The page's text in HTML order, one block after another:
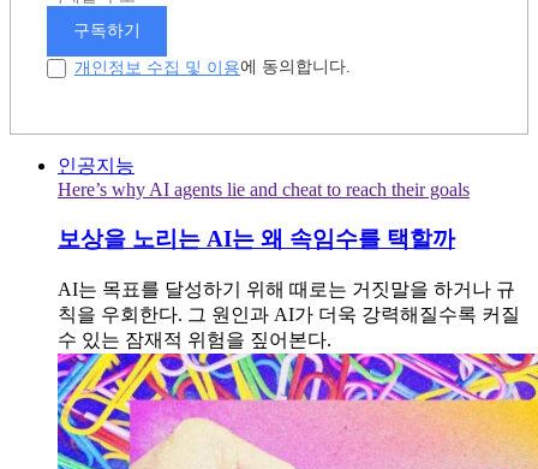
구독하기
개인정보 수집 및 이용에 동의합니다.
인공지능
Here’s why AI agents lie and cheat to reach their goals
보상을 노리는 AI는 왜 속임수를 택할까
AI는 목표를 달성하기 위해 때로는 거짓말을 하거나 규
칙을 우회한다. 그 원인과 AI가 더욱 강력해질수록 커질
수 있는 잠재적 위험을 짚어본다.